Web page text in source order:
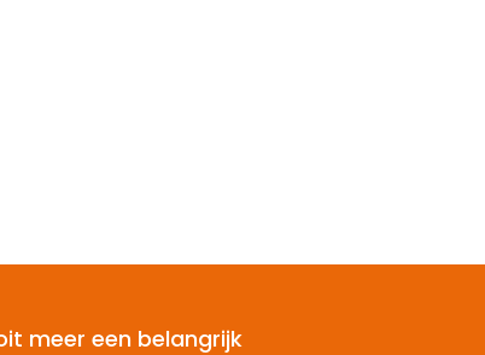
meer een belangrijk